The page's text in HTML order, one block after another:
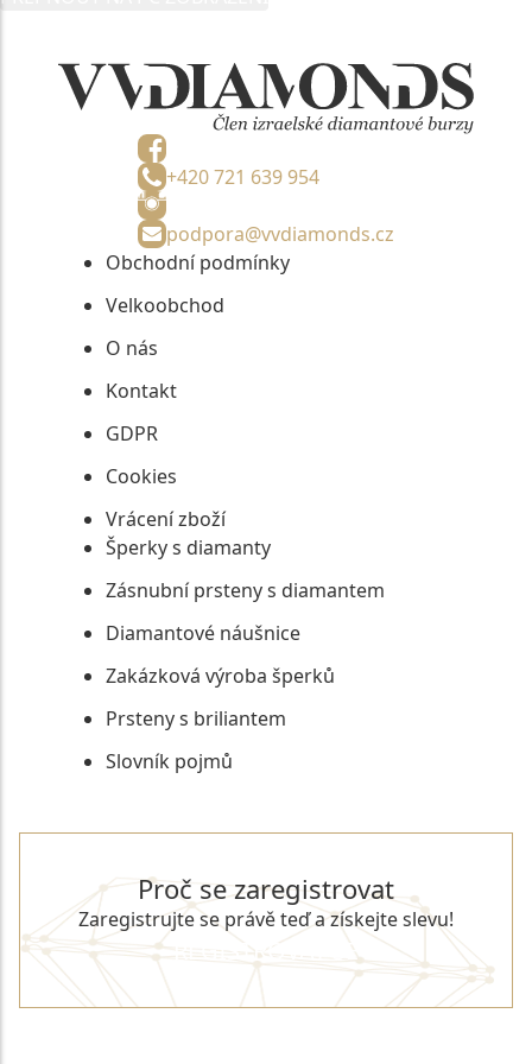
+420 721 639 954
podpora@vvdiamonds.cz
Obchodní podmínky
Velkoobchod
O nás
Kontakt
GDPR
Cookies
Vrácení zboží
Šperky s diamanty
Zásnubní prsteny s diamantem
Diamantové náušnice
Zakázková výroba šperků
Prsteny s briliantem
Slovník pojmů
Proč se zaregistrovat
Zaregistrujte se právě teď a získejte slevu!
REGISTROVAT SE